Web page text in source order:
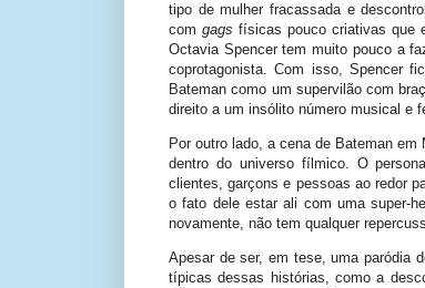
tipo de mulher fracassada e
comgags físicas pouco criativas que
Octavia Spencer tem muito pouco a
coprotagonista. Com isso, Spencer
Bateman como um supervilão com
direito a um insólito número musical e
Por outro lado, a cena de Bateman
dentro do universo fílmico. O
clientes, garçons e pessoas ao redor
o fato dele estar ali com uma super-
novamente, não tem qualquer
Apesar de ser, em tese, uma paródia
típicas dessas histórias, como a